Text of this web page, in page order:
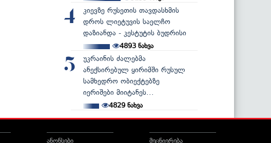
4
კიევზე რუსეთის თავდასხმის
დროს ლიეტუვის საელჩო
დაზიანდა - კესტუტის ბუდრისი
4893ნახვა
5
უკრაინის ძალებმა
ანექსირებულ ყირიმში რუსულ
სამხედრო ობიექტებზე
იერიშები მიიტანეს...
4829 ნახვა
ანონსები
მეცნიერება